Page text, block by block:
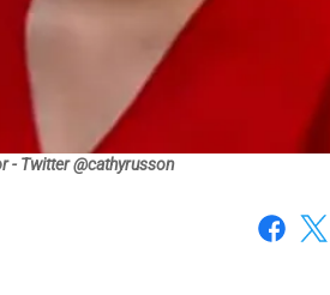
- Twitter @cathyrusson